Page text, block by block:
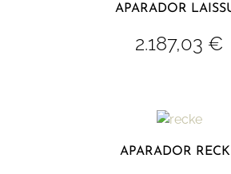
APARADOR
2.187,03 €
APARADOR